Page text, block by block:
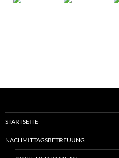
STARTSEITE
NACHMITTAGSBETREUUNG